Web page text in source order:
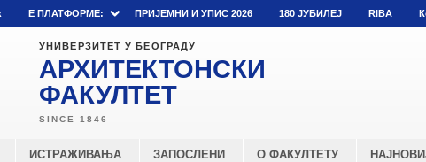
E ПЛАТФОРМЕ: ПРИЈЕМНИ И УПИС 2026 180 ЈУБИЛЕЈ RIBA
УНИВЕРЗИТЕТ У БЕОГРАДУ
АРХИТЕКТОНСКИ
ФАКУЛТЕТ
ИСТРАЖИВАЊА ЗАПОСЛЕНИ О ФАКУЛТЕТУ